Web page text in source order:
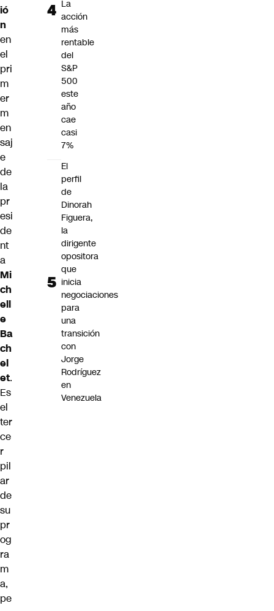
ió
n
en
el
pri
m
er
m
en
saj
e
de
la
pr
esi
de
nt
a
Mi
ch
ell
e
Ba
ch
el
et.
Es
el
ter
ce
r
pil
ar
de
su
pr
og
ra
m
a,
pe
La
acción
más
rentable
del
S&P
500
este
año
cae
casi
7%
El
perfil
de
Dinorah
Figuera,
la
dirigente
opositora
que
inicia
negociaciones
para
una
transición
con
Jorge
Rodríguez
en
Venezuela